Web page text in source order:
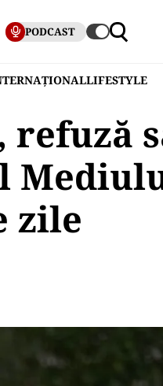
PODCAST
LIFESTYLE
refuză
zile